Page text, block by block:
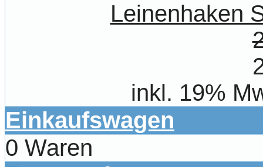
Leinenhaken
inkl. 19%
Einkaufswagen
0 Waren